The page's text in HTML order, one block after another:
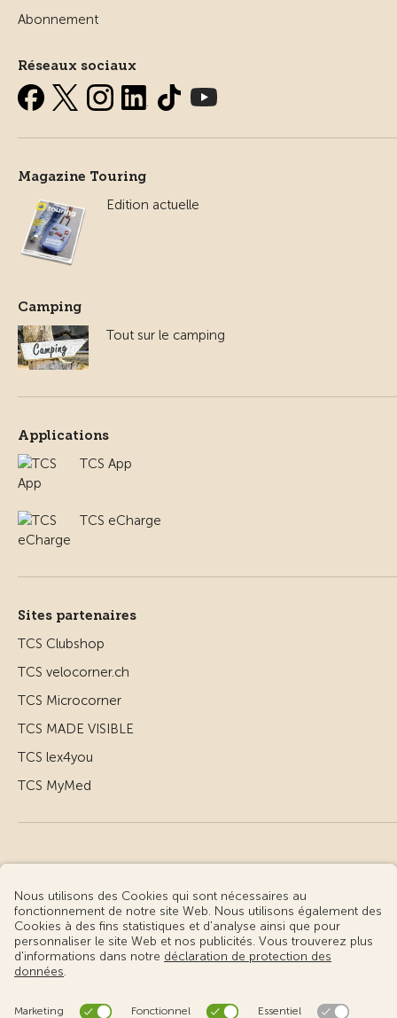
Abonnement
Réseaux sociaux
Magazine Touring
Edition actuelle
Camping
Tout sur le camping
Applications
TCS App
TCS eCharge
Sites partenaires
TCS Clubshop
TCS velocorner.ch
TCS Microcorner
TCS MADE VISIBLE
TCS lex4you
TCS MyMed
Conditions d’utilisation – informations juridiques